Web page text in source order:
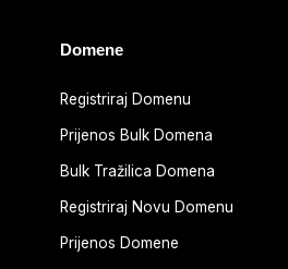
Domene
Registriraj Domenu
Prijenos Bulk Domena
Bulk Tražilica Domena
Registriraj Novu Domenu
Prijenos Domene